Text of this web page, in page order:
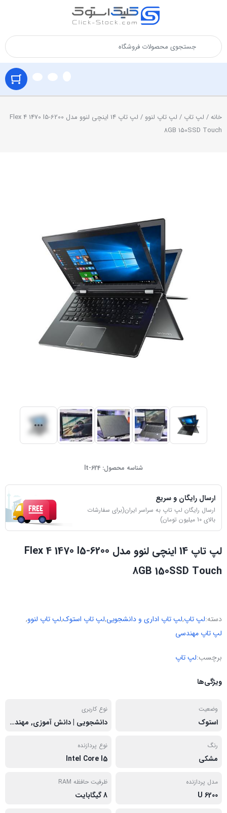
خانه/ لپ تاپ / لپ تاپ لنوو
/ لپ تاپ 14 اینچی لنوو مدل Flex 4 1470 I5-6200
8GB 150SSD Touch
شناسه محصول: lt-624
ارسال رایگان و سریع
ارسال رایگان لپ تاپ به سراسر ایران(برای سفارشات
بالای 10 میلیون تومان)
لپ تاپ 14 اینچی لنوو مدل Flex 4 1470 I5-6200
8GB 150SSD Touch
دسته:لپ تاپ,لپ تاپ اداری و دانشجویی,لپ تاپ استوک,لپ تاپ لنوو,
لپ تاپ مهندسی
برچسب:لپ تاپ
ویژگی‌ها
وضعیت
استوک
نوع کاربری
دانشجویی | دانش آموزی, مهندسی
رنگ
مشکی
نوع پردازنده
Intel Core I5
مدل پردازنده
6200 U
ظرفیت حافظه RAM
8 گیگابایت